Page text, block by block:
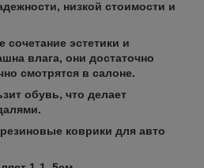
низкой стоимости и
сочетание эстетики и
влага, они достаточно
смотрятся в салоне.
обувь, что делает
коврики для авто